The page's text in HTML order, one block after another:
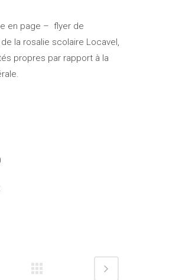
en page – flyer de
la rosalie scolaire Locavel,
propres par rapport à la